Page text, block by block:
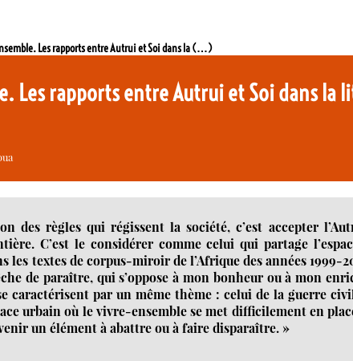
Les rapports entre Autrui et Soi dans la (…)
Les rapports entre Autrui et Soi dans
des règles qui régissent la société, c’est accepter
C’est le considérer comme celui qui partage
textes de corpus-miroir de l’Afrique des années 1999-
de paraître, qui s’oppose à mon bonheur ou à mon
caractérisent par un même thème : celui de la guerre
urbain où le vivre-ensemble se met difficilement en
un élément à abattre ou à faire disparaître. »